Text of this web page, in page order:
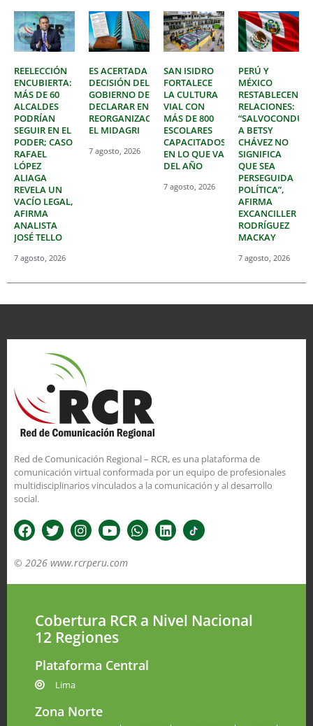
REELECCIÓN
ENCUBIERTA:
MÁS DE 60
ALCALDES
PODRÍAN
SEGUIR EN EL
PODER; CASO
RAFAEL
LÓPEZ
ALIAGA
REVELA UN
VACÍO LEGAL,
AFIRMA
ANALISTA
JOSÉ TELLO
7 agosto, 2026
ES ACERTADA
DECISIÓN DEL
GOBIERNO DE
DECLARAR EN
REORGANIZACIÓN
EL MIDAGRI
7 agosto, 2026
SAN ISIDRO
FORTALECE
LA CULTURA
VIAL CON
MÁS DE 800
ESCOLARES
CAPACITADOS
EN LO QUE VA
DEL AÑO
7 agosto, 2026
PERÚ Y
MÉXICO
RESTABLECEN
RELACIONES:
A BETSY
CHÁVEZ NO
SIGNIFICA
QUE SEA
PERSEGUIDA
POLÍTICA”,
AFIRMA
EXCANCILLER
RODRÍGUEZ
MACKAY
7 agosto, 2026
Red de Comunicación Regional – RCR, es una plataforma de
comunicación virtual conformada por un equipo de profesionales
multidisciplinarios vinculados a la comunicación y al desarrollo
social.
© 2026 www.rcrperu.com
Cobertura RCR a Nivel Nacional
12 Regiones
Plataforma Central
Lima
Zona Norte